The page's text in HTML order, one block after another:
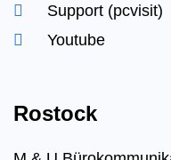
Support (pcvisit)
Youtube
Rostock